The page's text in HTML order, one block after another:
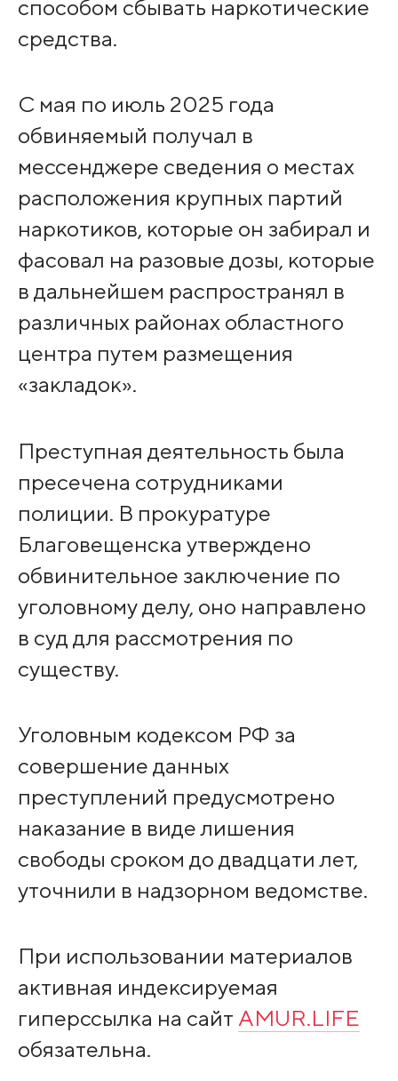
способом сбывать наркотические
средства.
С мая по июль 2025 года
обвиняемый получал в
мессенджере сведения о местах
расположения крупных партий
наркотиков, которые он забирал и
фасовал на разовые дозы, которые
в дальнейшем распространял в
различных районах областного
центра путем размещения
«закладок».
Преступная деятельность была
пресечена сотрудниками
полиции. В прокуратуре
Благовещенска утверждено
обвинительное заключение по
уголовному делу, оно направлено
в суд для рассмотрения по
существу.
Уголовным кодексом РФ за
совершение данных
преступлений предусмотрено
наказание в виде лишения
свободы сроком до двадцати лет,
уточнили в надзорном ведомстве.
При использовании материалов
активная индексируемая
гиперссылка на сайт AMUR.LIFE
обязательна.